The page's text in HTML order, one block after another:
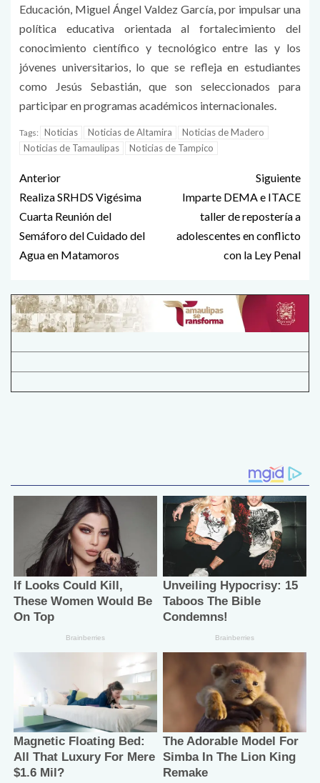
Educación, Miguel Ángel Valdez García, por impulsar una
política educativa orientada al fortalecimiento del
conocimiento científico y tecnológico entre las y los
jóvenes universitarios, lo que se refleja en estudiantes
como Jesús Sebastián, que son seleccionados para
participar en programas académicos internacionales.
Tags: Noticias Noticias de Altamira
Noticias de Madero
Noticias de Tamaulipas
Noticias de Tampico
Anterior
Realiza SRHDS Vigésima
Cuarta Reunión del
Semáforo del Cuidado del
Agua en Matamoros
Siguiente
Imparte DEMA e ITACE
taller de repostería a
adolescentes en conflicto
con la Ley Penal